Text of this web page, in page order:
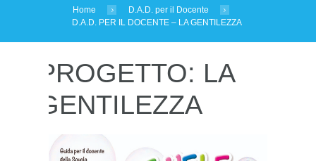
Home
D.A.D. per il Docente
D.A.D. PER IL DOCENTE – LA GENTILEZZA
PROGETTO: LA
GENTILEZZA